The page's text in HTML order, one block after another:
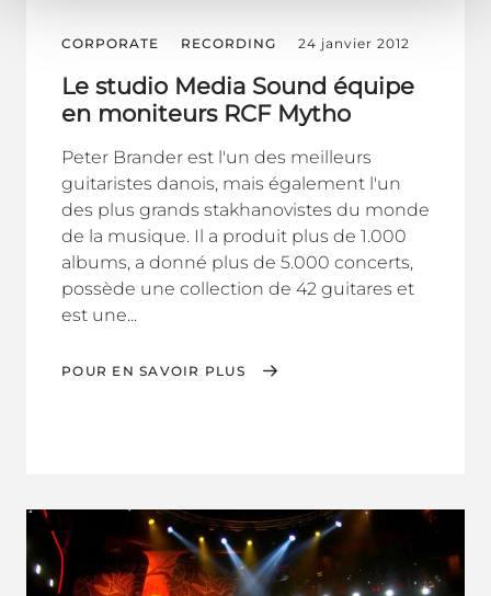
CORPORATE RECORDING 24 janvier 2012
Le studio Media Sound équipe
en moniteurs RCF Mytho
Peter Brander est l'un des meilleurs
guitaristes danois, mais également l'un
des plus grands stakhanovistes du monde
de la musique. Il a produit plus de 1.000
albums, a donné plus de 5.000 concerts,
possède une collection de 42 guitares et
est une...
POUR EN SAVOIR PLUS